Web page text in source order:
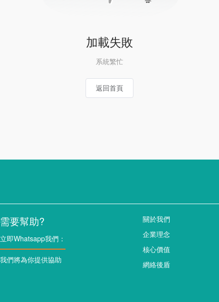
加載失敗
系統繁忙
返回首頁
需要幫助?
立即Whatsapp我們：
我們將為你提供協助
關於我們
企業理念
核心價值
網絡後盾